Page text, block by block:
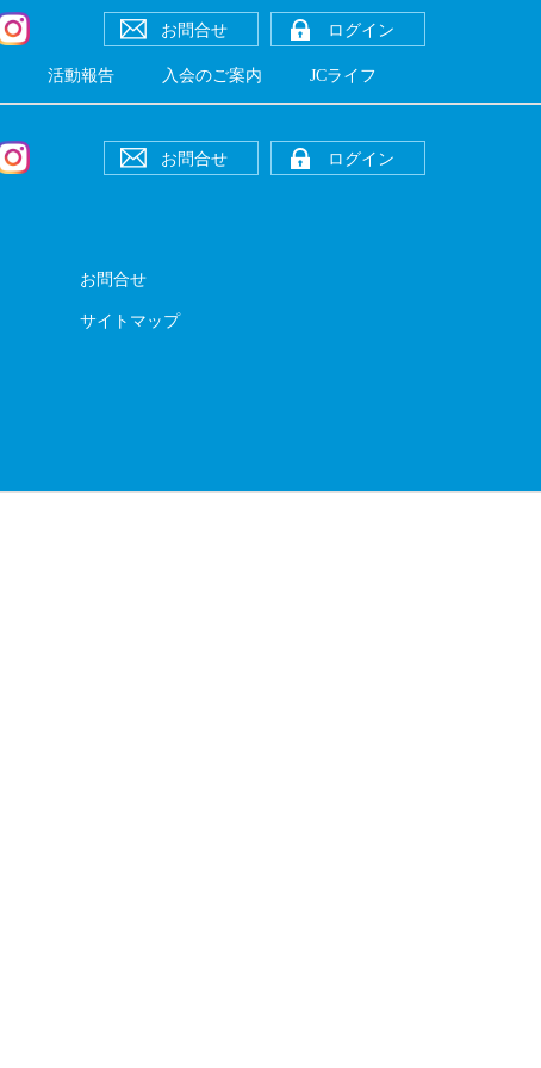
お問合せ ログイン
活動報告 入会のご案内 JCライフ
お問合せ ログイン
お問合せ
サイトマップ